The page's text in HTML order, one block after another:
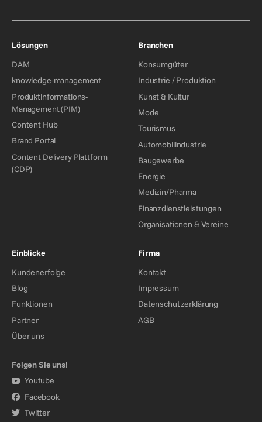
Lösungen
DAM
knowledge-management
Produktinformations-
Management (PIM)
Content Hub
Brand Portal
Content Delivery Plattform
(CDP)
Branchen
Konsumgüter
Industrie / Produktion
Kunst & Kultur
Mode
Tourismus
Automobilindustrie
Baugewerbe
Energie
Medizin/Pharma
Finanzdienstleistungen
Organisationen & Vereine
Einblicke
Kundenerfolge
Blog
Funktionen
Partner
Über uns
Firma
Kontakt
Impressum
Datenschutzerklärung
AGB
Folgen Sie uns!
Youtube
Facebook
Twitter